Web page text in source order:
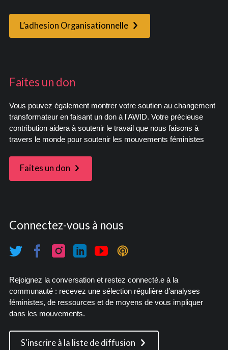
L’adhesion Organisationnelle
Faites un don
Vous pouvez également montrer votre soutien au changement
transformateur en faisant un don à l'AWID. Votre précieuse
contribution aidera à soutenir le travail que nous faisons à
travers le monde pour soutenir les mouvements féministes
Faites un don
Connectez-vous à nous
Rejoignez la conversation et restez connecté.e à la
communauté : recevez une sélection régulière d’analyses
féministes, de ressources et de moyens de vous impliquer
dans les mouvements.
S'inscrire à la liste de diffusion